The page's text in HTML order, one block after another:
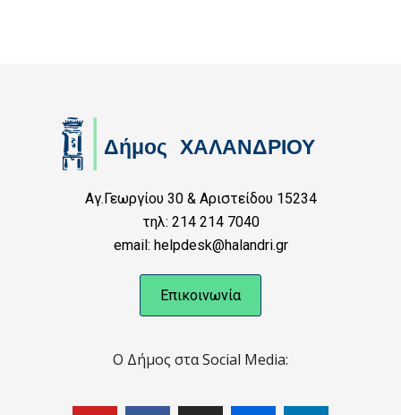
Αγ.Γεωργίου 30 & Αριστείδου 15234
τηλ: 214 214 7040
email: helpdesk@halandri.gr
Επικοινωνία
Ο Δήμος στα Social Media: